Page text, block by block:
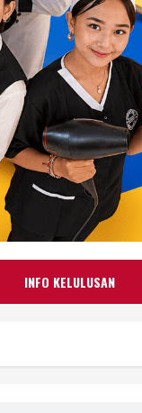
INFO KELULUSAN